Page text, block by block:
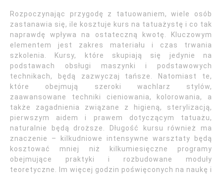
Rozpoczynając przygodę z tatuowaniem, wiele osób
zastanawia się, ile kosztuje kurs na tatuażystę i co tak
naprawdę wpływa na ostateczną kwotę. Kluczowym
elementem jest zakres materiału i czas trwania
szkolenia. Kursy, które skupiają się jedynie na
podstawach obsługi maszynki i podstawowych
technikach, będą zazwyczaj tańsze. Natomiast te,
które obejmują szeroki wachlarz stylów,
zaawansowane techniki cieniowania, kolorowania, a
także zagadnienia związane z higieną, sterylizacją,
pierwszym aidem i prawem dotyczącym tatuażu,
naturalnie będą droższe. Długość kursu również ma
znaczenie – kilkudniowe intensywne warsztaty będą
kosztować mniej niż kilkumiesięczne programy
obejmujące praktyki i rozbudowane moduły
teoretyczne. Im więcej godzin poświęconych na naukę i